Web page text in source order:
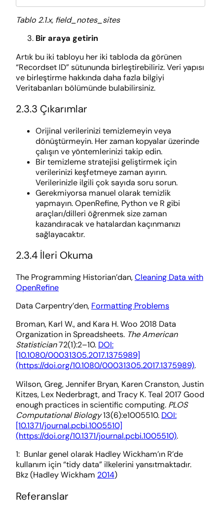
Tablo 2.1.x, field_notes_sites
Bir araya getirin
Artık bu iki tabloyu her iki tabloda da görünen
“Recordset ID” sütununda birleştirebiliriz. Veri yapısı
ve birleştirme hakkında daha fazla bilgiyi
Veritabanları bölümünde bulabilirsiniz.
2.3.3 Çıkarımlar
Orijinal verilerinizi temizlemeyin veya
dönüştürmeyin. Her zaman kopyalar üzerinde
çalışın ve yöntemlerinizi takip edin.
Bir temizleme stratejisi geliştirmek için
verilerinizi keşfetmeye zaman ayırın.
Verilerinizle ilgili çok sayıda soru sorun.
Gerekmiyorsa manuel olarak temizlik
yapmayın. OpenRefine, Python ve R gibi
araçları/dilleri öğrenmek size zaman
kazandıracak ve hatalardan kaçınmanızı
sağlayacaktır.
2.3.4 İleri Okuma
The Programming Historian’dan,Cleaning Data with
OpenRefine
Data Carpentry’den, Formatting Problems
Broman, Karl W., and Kara H. Woo 2018 Data
Organization in Spreadsheets. The American
Statistician72(1):2–10. DOI:
[10.1080/00031305.2017.1375989]
(https://doi.org/10.1080/00031305.2017.1375989).
Wilson, Greg, Jennifer Bryan, Karen Cranston, Justin
Kitzes, Lex Nederbragt, and Tracy K. Teal 2017 Good
enough practices in scientific computing. PLOS
Computational Biology13(6):e1005510. DOI:
[10.1371/journal.pcbi.1005510]
(https://doi.org/10.1371/journal.pcbi.1005510).
1: Bunlar genel olarak Hadley Wickham’ın R’de
kullanım için “tidy data” ilkelerini yansıtmaktadır.
Bkz (Hadley Wickham 2014)
Referanslar